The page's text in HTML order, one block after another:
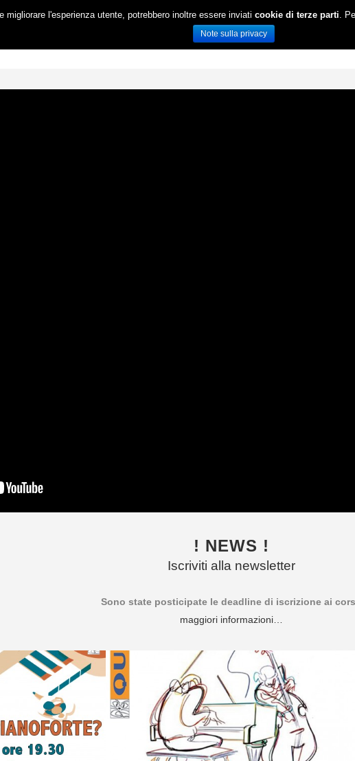
OFFERTA FORMATIVA RICERCA
! NEWS !
Iscriviti alla newsletter
Sono state posticipate le deadline di iscrizione ai
maggiori informazioni…
l'esperienza utente, potrebbero inoltre essere inviati cookie di terze parti.
Note sulla privacy